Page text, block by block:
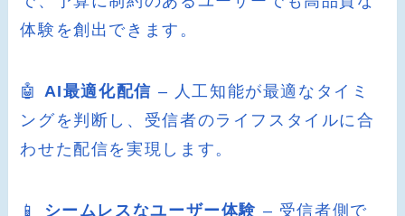
体験を創出できます。
🤖 AI最適化配信 – 人工知能が最適なタイミ
ングを判断し、受信者のライフスタイルに合
わせた配信を実現します。
📱 シームレスなユーザー体験 – 受信者側で